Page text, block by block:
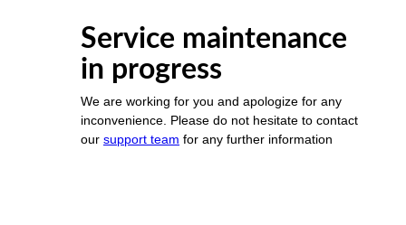
Service maintenance
in progress
We are working for you and apologize for any
inconvenience. Please do not hesitate to contact
our support team for any further information